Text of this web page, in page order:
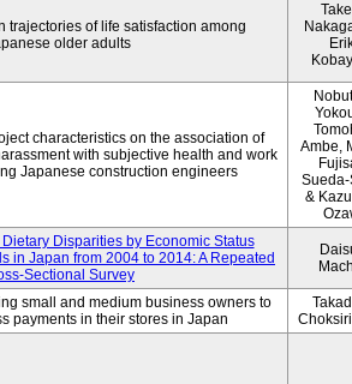
trajectories of life satisfaction among
older adults
characteristics on the association of
with subjective health and work
Japanese construction engineers
Ambe,
&
Disparities by Economic Status
in Japan from 2004 to 2014: A Repeated
Sectional Survey
small and medium business owners to
payments in their stores in Japan